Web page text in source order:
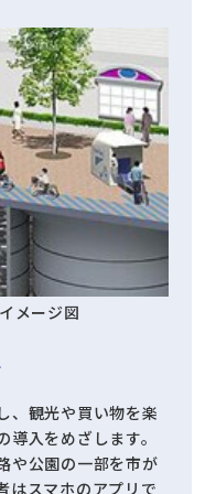
メージ図
、観光や買い物を楽
導入をめざします。
や公園の一部を市が
はスマホのアプリで